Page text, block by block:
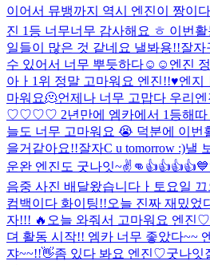
이어서 뮤뱅까지 역시 엔진이 짱이
진 1등 너무너무 감사해요 ㅎ 이번
일들이 많은 것 같네요 낼봐용!!잘자
수 있어서 너무 뿌듯하다☺️☺️ 엔진
아ㅏ 1위 정말 고마워요 엔진!!♥️엔지
마워요🫠언제나 너무 고맙다 우리
♡♡♡♡ 2년만에 엠카에서 1등해따
늘도 너무 고마워요 😭 덕분에 이번
을거같아요!!잘자C u tomorrow :)낼
운완 엔진도 굿나잇~✌️👊 👍👍👍👍
음중 사진 배달왔습니다ㅏ 토요일
컴백이다 화이팅!!오늘 진짜 재밌었
자!!! 🔥 오늘 와줘서 고마워요 엔진
뎌 활동 시작!! 엠카 너무 좋았다~~
쟈~~!!👋좀 있다 봐요 엔진♡굿나잇